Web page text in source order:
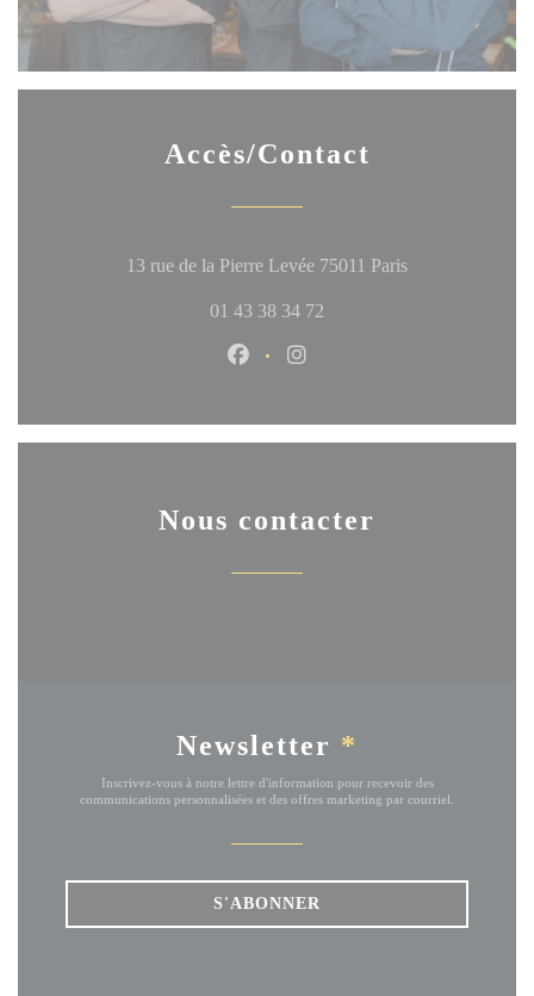
Accès/Contact
13 rue de la Pierre Levée 75011 Paris((ouvre une
01 43 38 34 72
Facebook ((ouvre une nouvelle
Nous contacter
Newsletter *
Inscrivez-vous à notre lettre d'information pour recevoir des
communications personnalisées et des offres marketing par courriel.
S'ABONNER